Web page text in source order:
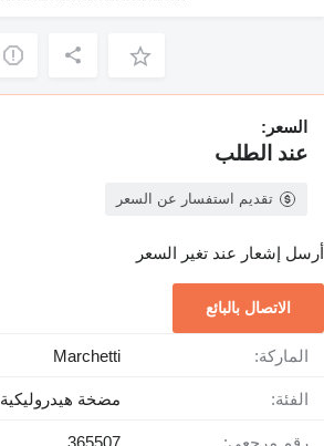
السعر:
عند الطلب
تقديم استفسار عن السعر
أرسل إشعار عند تغير السعر
الاتصال بالبائع
الماركة: Marchetti
الفئة: مضخة هيدروليكية